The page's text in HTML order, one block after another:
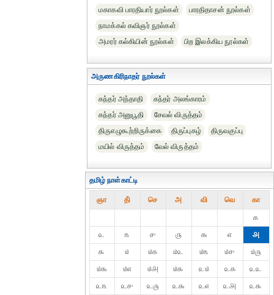
மகாகவி பாரதியார் நூல்கள்
பாரதிதாசன் நூல்கள்
நாமக்கல் கவிஞர் நூல்கள்
அமரர் கல்கியின் நூல்கள்
பிற இலக்கிய நூல்கள்
அருணகிரிநாதர் நூல்கள்
கந்தர் அந்தாதி
கந்தர் அலங்காரம்
கந்தர் அனுபூதி
சேவல் விருத்தம்
திருஎழுகூற்றிருக்கை
திருப்புகழ்
திருவகுப்பு
மயில் விருத்தம்
வேல் விருத்தம்
தமிழ் நாள்காட்டி
ஞா தி் செ அ வி வெ கா
௧
௨
௩ ௪ ௫ ௬ ௭
௮
௯
௰ ௰௧ ௰௨ ௰௩ ௰௪
௰௫
௰௬
௰௭ ௰௮ ௰௯ ௨௰ ௨௧
௨௨
௨௩
௨௪ ௨௫ ௨௬ ௨௭ ௨௮ ௨௯